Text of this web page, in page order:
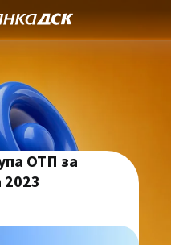
ОТП за